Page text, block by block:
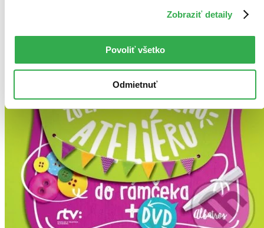
Zobraziť detaily
Povoliť všetko
Odmietnuť